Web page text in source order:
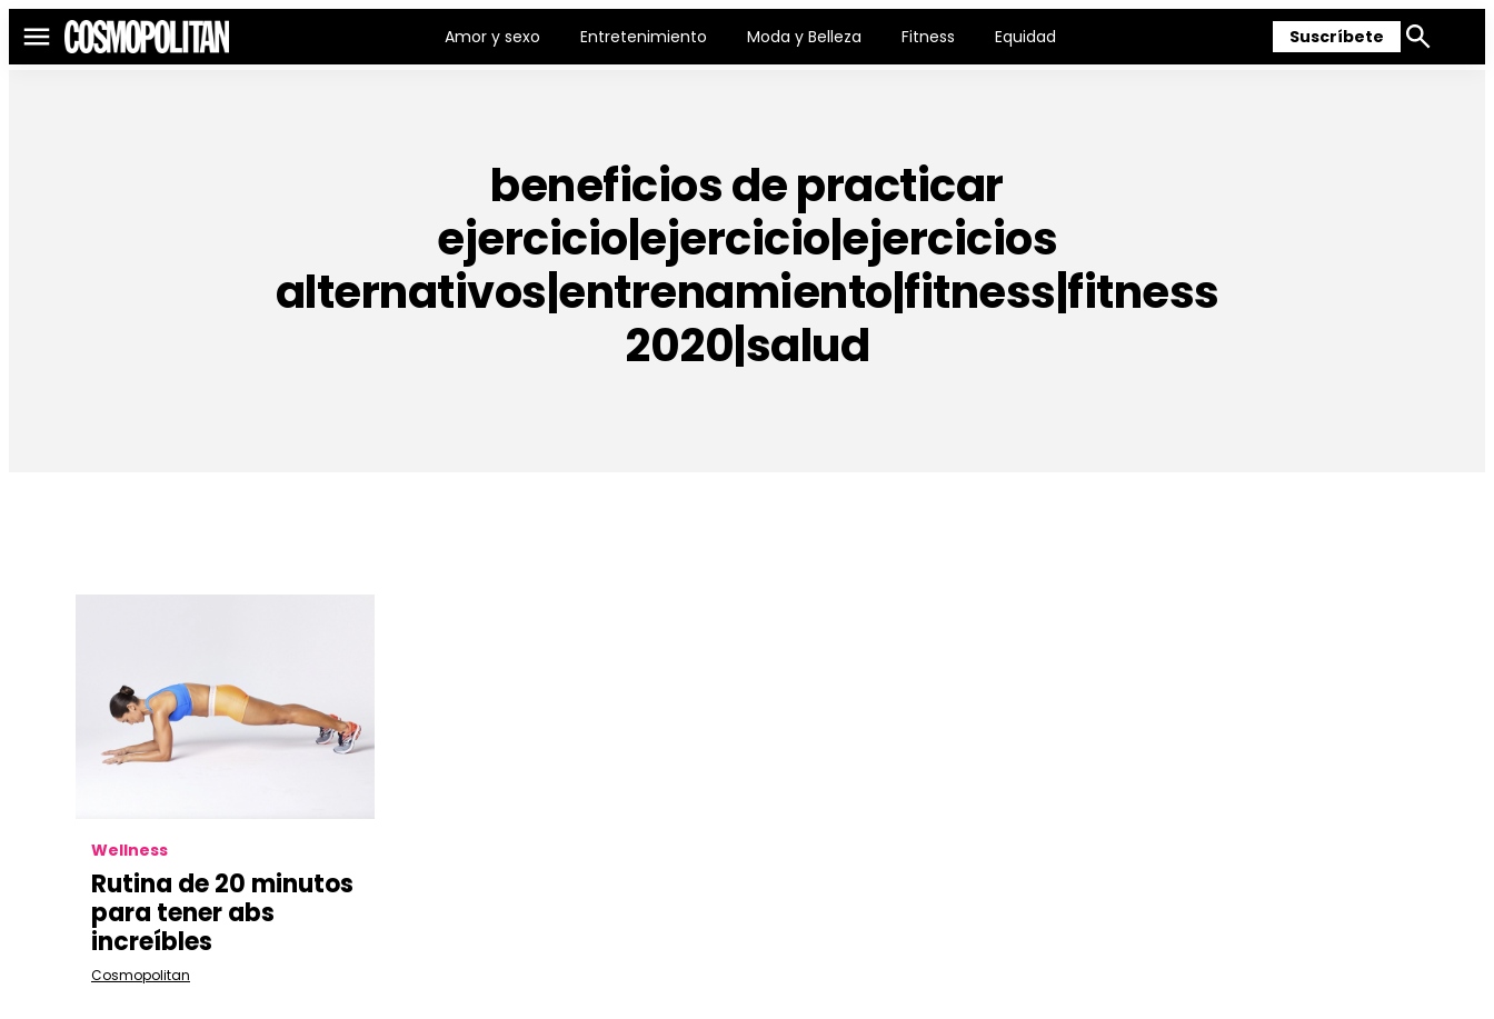
Menú Amor y sexo Entretenimiento Moda y Belleza Fitness Equidad Suscríbete
Mostrar
beneficios de practicar
ejercicio|ejercicio|ejercicios
alternativos|entrenamiento|fitness|fitness
2020|salud
Wellness
Rutina de 20 minutos
para tener abs
increíbles
Cosmopolitan